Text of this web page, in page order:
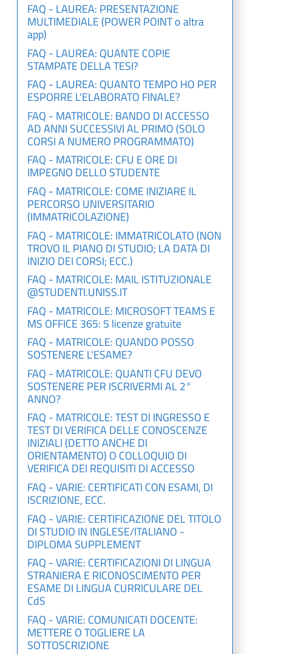
FAQ - LAUREA: PRESENTAZIONE
MULTIMEDIALE (POWER POINT o altra
app)
FAQ - LAUREA: QUANTE COPIE
STAMPATE DELLA TESI?
FAQ - LAUREA: QUANTO TEMPO HO PER
ESPORRE L'ELABORATO FINALE?
FAQ - MATRICOLE: BANDO DI ACCESSO
AD ANNI SUCCESSIVI AL PRIMO (SOLO
CORSI A NUMERO PROGRAMMATO)
FAQ - MATRICOLE: CFU E ORE DI
IMPEGNO DELLO STUDENTE
FAQ - MATRICOLE: COME INIZIARE IL
PERCORSO UNIVERSITARIO
(IMMATRICOLAZIONE)
FAQ - MATRICOLE: IMMATRICOLATO (NON
TROVO IL PIANO DI STUDIO; LA DATA DI
INIZIO DEI CORSI; ECC.)
FAQ - MATRICOLE: MAIL ISTITUZIONALE
@STUDENTI.UNISS.IT
FAQ - MATRICOLE: MICROSOFT TEAMS E
MS OFFICE 365: 5 licenze gratuite
FAQ - MATRICOLE: QUANDO POSSO
SOSTENERE L'ESAME?
FAQ - MATRICOLE: QUANTI CFU DEVO
SOSTENERE PER ISCRIVERMI AL 2°
ANNO?
FAQ - MATRICOLE: TEST DI INGRESSO E
TEST DI VERIFICA DELLE CONOSCENZE
INIZIALI (DETTO ANCHE DI
ORIENTAMENTO) O COLLOQUIO DI
VERIFICA DEI REQUISITI DI ACCESSO
FAQ - VARIE: CERTIFICATI CON ESAMI, DI
ISCRIZIONE, ECC.
FAQ - VARIE: CERTIFICAZIONE DEL TITOLO
DI STUDIO IN INGLESE/ITALIANO -
DIPLOMA SUPPLEMENT
FAQ - VARIE: CERTIFICAZIONI DI LINGUA
STRANIERA E RICONOSCIMENTO PER
ESAME DI LINGUA CURRICULARE DEL
CdS
FAQ - VARIE: COMUNICATI DOCENTE:
METTERE O TOGLIERE LA
SOTTOSCRIZIONE